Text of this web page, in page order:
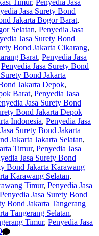
Jasa Surety Bond
Jakarta Bogor Barat,
Selatan, Penyedia Jasa
Jasa Surety Bond
Bond Jakarta Cikarang,
Barat, Penyedia Jasa
Penyedia Jasa Surety Bond
Bond Jakarta
Jakarta Depok,
Barat, Penyedia Jasa
Jasa Surety Bond
Bond Jakarta Depok
Indonesia, Penyedia Jasa
Surety Bond Jakarta
Jakarta Jakarta Selatan,
Timur, Penyedia Jasa
Jasa Surety Bond
Bond Jakarta Karawang
Karawang Selatan,
Timur, Penyedia Jasa
Penyedia Jasa Surety Bond
Bond Jakarta Tangerang
Tangerang Selatan,
Timur, Penyedia Jasa